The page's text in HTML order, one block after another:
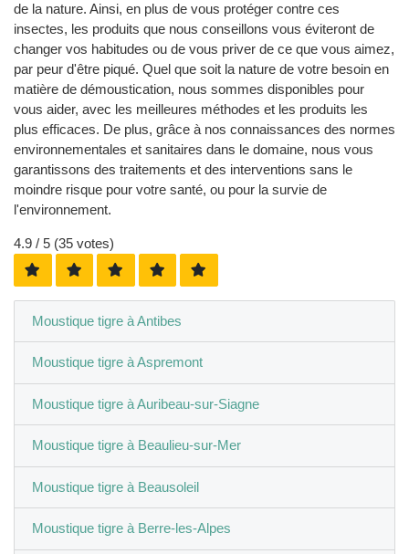
de la nature. Ainsi, en plus de vous protéger contre ces
insectes, les produits que nous conseillons vous éviteront de
changer vos habitudes ou de vous priver de ce que vous aimez,
par peur d'être piqué. Quel que soit la nature de votre besoin en
matière de démoustication, nous sommes disponibles pour
vous aider, avec les meilleures méthodes et les produits les
plus efficaces. De plus, grâce à nos connaissances des normes
environnementales et sanitaires dans le domaine, nous vous
garantissons des traitements et des interventions sans le
moindre risque pour votre santé, ou pour la survie de
l'environnement.
4.9 / 5 (35 votes)
Moustique tigre à Antibes
Moustique tigre à Aspremont
Moustique tigre à Auribeau-sur-Siagne
Moustique tigre à Beaulieu-sur-Mer
Moustique tigre à Beausoleil
Moustique tigre à Berre-les-Alpes